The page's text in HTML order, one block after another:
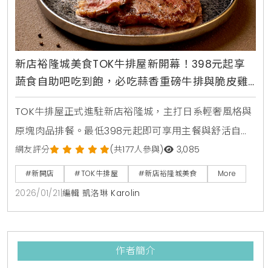
新店裕隆城美食TOK牛排屋新開幕！398元起享
蔬食自助吧吃到飽，必吃蒜香重磅牛排與脆皮雞
腿排
TOK牛排屋正式進駐新店裕隆城，主打日系輕奢風格與
原塊肉品排餐。最低398元起即可享用主餐與舒活自助
吧吃到飽，內含宜蘭小農有機生菜等18種蔬果。推薦必
點10oz蒜香重磅牛排與脆皮雞腿排。120公分以下兒童
免費享自助吧，是新北親子聚餐與約會的高CP值美食新
選擇。
網友評分 (共177人參與) 3,085
#新開店 #TOK牛排屋 #新店裕隆城美食 More
2026/01/21 編輯 凱洛琳 Karolin
作者簡介